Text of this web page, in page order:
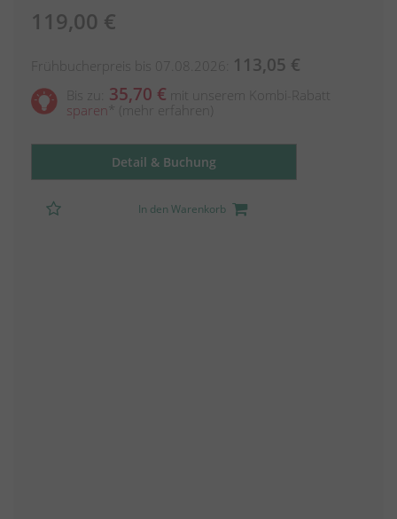
119,00 €
Frühbucherpreis bis 07.08.2026: 113,05 €
Bis zu: 35,70 € mit unserem Kombi-Rabatt
sparen
(mehr erfahren)
Detail & Buchung
In den Warenkorb